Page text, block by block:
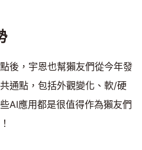
後，宇恩也幫獺友們從今年發
通點，包括外觀變化、軟/硬
AI應用都是很值得作為獺友們